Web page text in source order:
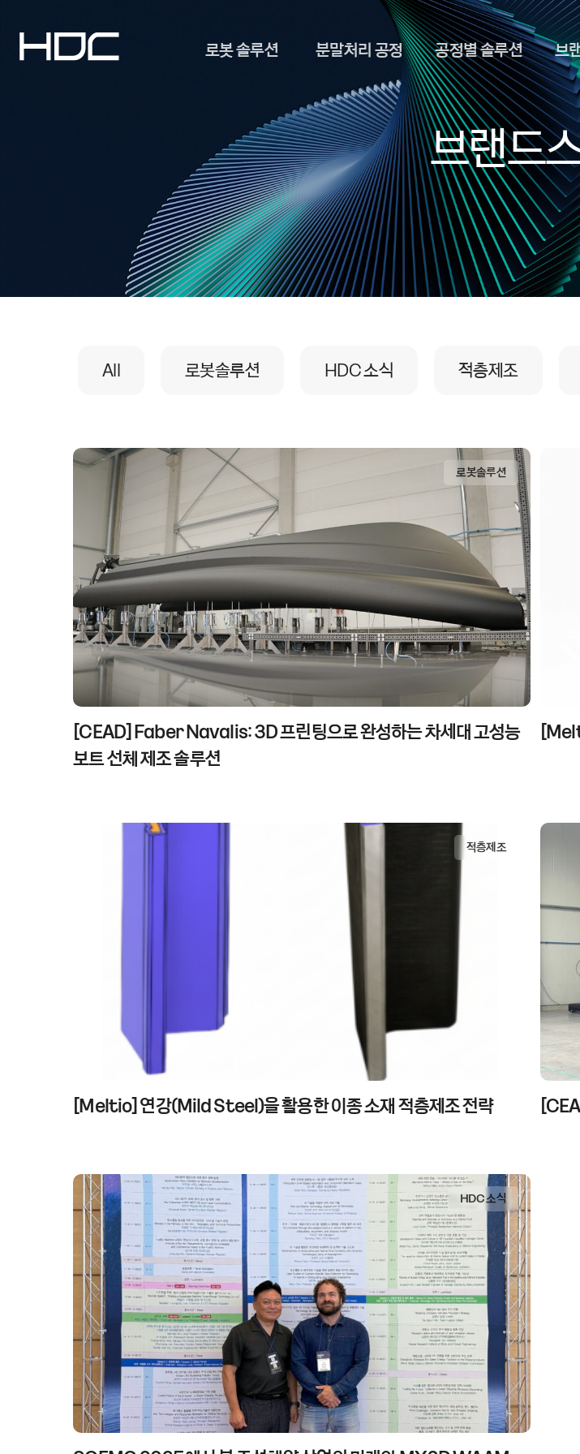
로봇 솔루션 분말처리 공정 공정별 솔루션 브
브랜드
All 로봇솔루션 HDC 소식 적층제조
로봇솔루션
[CEAD] Faber Navalis: 3D 프린팅으로 완성하는 차세대 고성능
보트 선체 제조 솔루션
적층제조
[Meltio] 연강(Mild Steel)을 활용한 이종 소재 적층제조 전략
HDC 소식